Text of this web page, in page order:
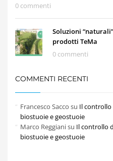
0 commenti
Soluzioni
prodotti TeMa
0 commenti
COMMENTI RECENTI
Francesco Sacco su Il controllo
biostuoie e geostuoie
Marco Reggianisu Il controllo
biostuoie e geostuoie